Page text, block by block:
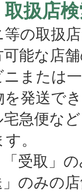
取扱店
の取扱
能な店
たは一
を発送で
便など
。
取」の
みの店